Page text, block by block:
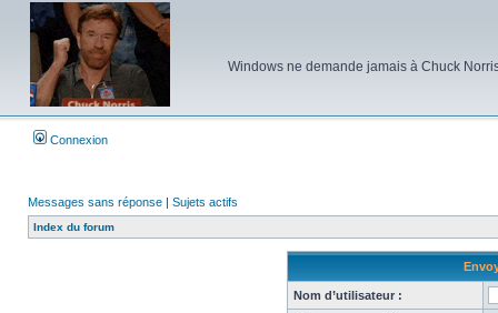
Windows ne demande jamais à Chuck
Connexion
Messages sans réponse | Sujets actifs
Index du forum
Nom d’utilisateur :